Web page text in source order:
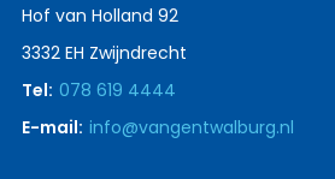
Hof van Holland 92
3332 EH Zwijndrecht
Tel: 078 619 4444
E-mail: info@vangentwalburg.nl